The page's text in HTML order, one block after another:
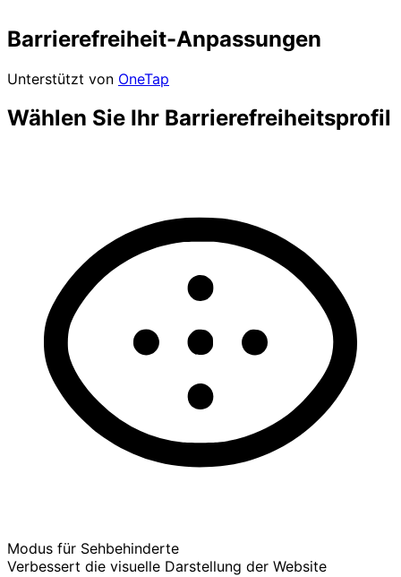
Barrierefreiheit-Anpassungen
Unterstützt von OneTap
Wählen Sie Ihr Barrierefreiheitsprofil
Modus für Sehbehinderte
Verbessert die visuelle Darstellung der Website